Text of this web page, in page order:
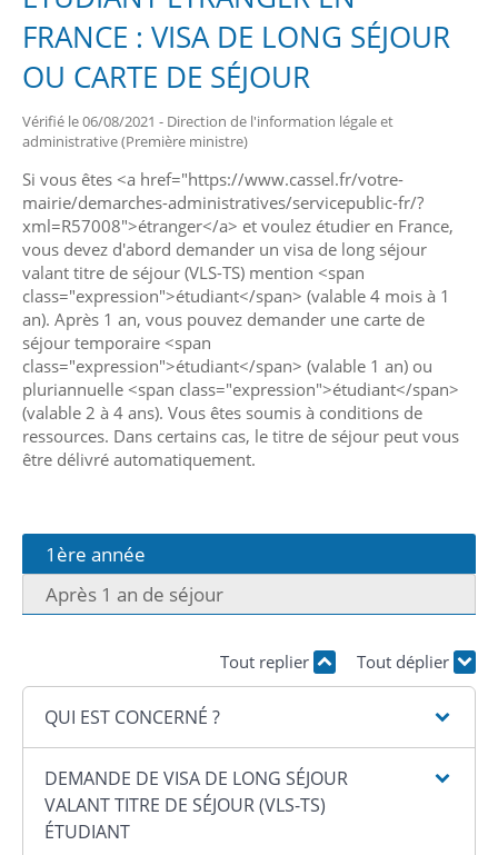
FRANCE : VISA DE LONG SÉJOUR
OU CARTE DE SÉJOUR
Vérifié le 06/08/2021 - Direction de l'information légale et
administrative (Première ministre)
Si vous êtes <a href="https://www.cassel.fr/votre-
mairie/demarches-administratives/servicepublic-fr/?
xml=R57008">étranger</a> et voulez étudier en France,
vous devez d'abord demander un visa de long séjour
valant titre de séjour (VLS-TS) mention <span
class="expression">étudiant</span> (valable 4 mois à 1
an). Après 1 an, vous pouvez demander une carte de
séjour temporaire <span
class="expression">étudiant</span> (valable 1 an) ou
pluriannuelle <span class="expression">étudiant</span>
(valable 2 à 4 ans). Vous êtes soumis à conditions de
ressources. Dans certains cas, le titre de séjour peut vous
être délivré automatiquement.
1ère année
Après 1 an de séjour
Tout replier Tout déplier
QUI EST CONCERNÉ ?
DEMANDE DE VISA DE LONG SÉJOUR
VALANT TITRE DE SÉJOUR (VLS-TS)
ÉTUDIANT